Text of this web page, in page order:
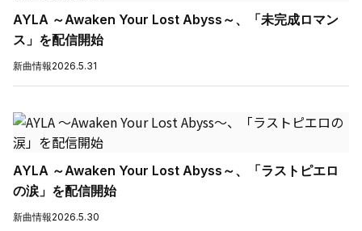
AYLA ～Awaken Your Lost Abyss～、「未完成ロマン
ス」を配信開始
新曲情報2026.5.31
AYLA ～Awaken Your Lost Abyss～、「ラストピエロ
の涙」を配信開始
新曲情報2026.5.30